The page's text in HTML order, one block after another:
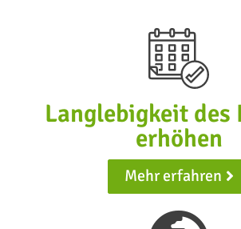
Langlebigkeit des
erhöhen
Mehr erfahren